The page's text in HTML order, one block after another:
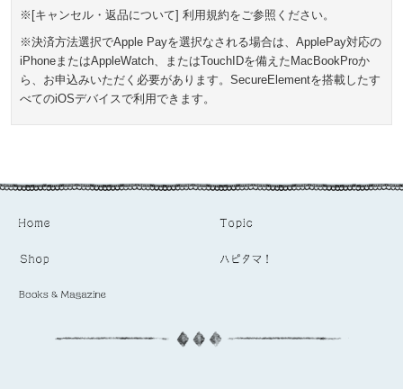
※[キャンセル・返品について] 利用規約をご参照ください。
※決済方法選択でApple Payを選択なされる場合は、ApplePay対応の
iPhoneまたはAppleWatch、またはTouchIDを備えたMacBookProか
ら、お申込みいただく必要があります。SecureElementを搭載したす
べてのiOSデバイスで利用できます。